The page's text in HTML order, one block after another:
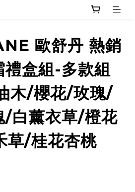
歐舒丹 熱銷
盒組-多款組
木/櫻花/玫瑰/
/白薰衣草/橙花
草/桂花杏桃